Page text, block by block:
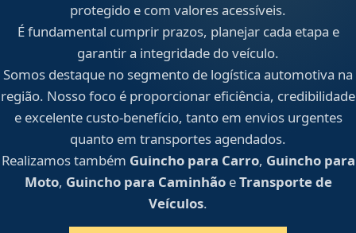
protegido e com valores acessíveis.
É fundamental cumprir prazos, planejar cada etapa e
garantir a integridade do veículo.
Somos destaque no segmento de logística automotiva na
região. Nosso foco é proporcionar eficiência, credibilidade
e excelente custo-benefício, tanto em envios urgentes
quanto em transportes agendados.
Realizamos também Guincho para Carro, Guincho para
Moto, Guincho para CaminhãoeTransporte de
Veículos.